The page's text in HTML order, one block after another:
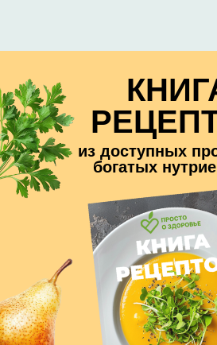
из доступных
богатых